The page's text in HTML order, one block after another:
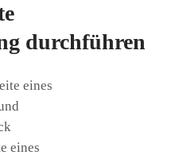
durchführen
eines